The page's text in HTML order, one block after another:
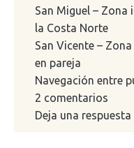
San Miguel – Zona
la Costa Norte
San Vicente –
en pareja
Navegación entre
2 comentarios
Deja una